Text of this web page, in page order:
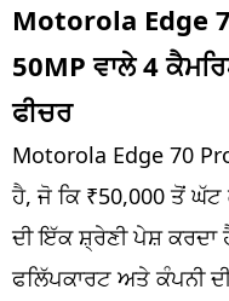
ਕਰਿਅਰ
ਦੇਸ਼
ਲਾਈਫ ਸਟਾਈਲ
ਪੰਜਾਬ
Motorola Edge
50MP ਵਾਲੇ 4
ਫੀਚਰ
Motorola Edge 70
ਹੈ, ਜੋ ਕਿ ₹50,000 ਤੋਂ ਘੱਟ
ਦੀ ਇੱਕ ਸ਼੍ਰੇਣੀ ਪੇਸ਼ ਕਰਦਾ
ਫਲਿੱਪਕਾਰਟ ਅਤੇ ਕੰਪਨੀ